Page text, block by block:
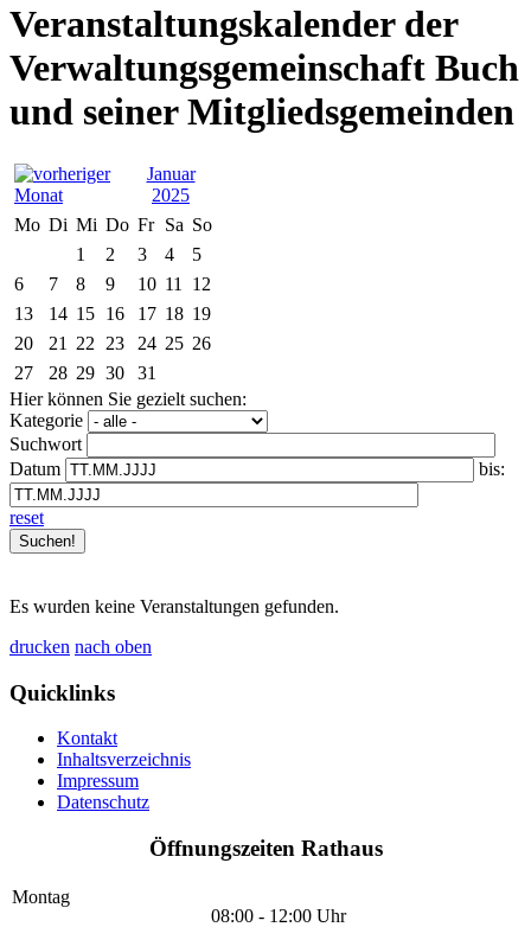
Veranstaltungskalender der
Verwaltungsgemeinschaft Buch
und seiner Mitgliedsgemeinden
Januar
2025
Mo Di Mi Do Fr Sa So
1
2 3 4
5
6
7 8 9 10 11
12
13
14 15 16 17 18 19
20
21 22 23 24 25 26
27
28 29 30
31
Hier können Sie gezielt suchen:
Kategorie
Suchwort
Datum
bis:
reset
Es wurden keine Veranstaltungen gefunden.
drucken nach oben
Quicklinks
Kontakt
Inhaltsverzeichnis
Impressum
Datenschutz
Öffnungszeiten Rathaus
Montag
08:00 - 12:00 Uhr